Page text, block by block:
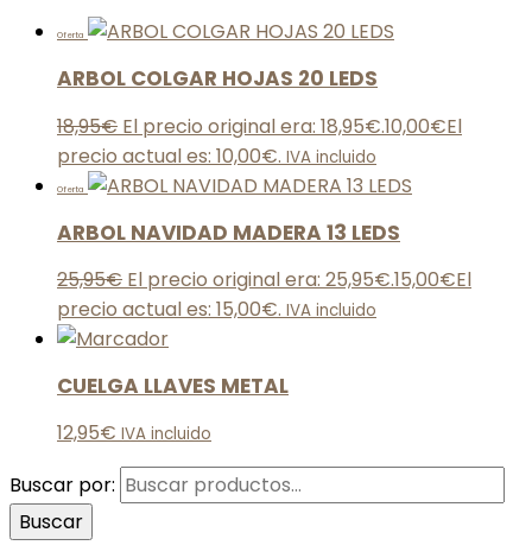
Oferta
ARBOL COLGAR HOJAS 20 LEDS
18,95€ El precio original era: 18,95€.10,00€El
precio actual es: 10,00€. IVA incluido
Oferta
ARBOL NAVIDAD MADERA 13 LEDS
25,95€ El precio original era: 25,95€.15,00€El
precio actual es: 15,00€. IVA incluido
CUELGA LLAVES METAL
12,95€ IVA incluido
Buscar por:
Buscar